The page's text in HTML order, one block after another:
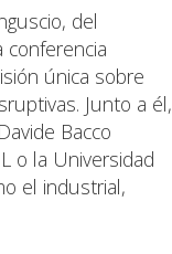
del
conferencia
única sobre
Junto a él,
Bacco
o la Universidad
el industrial,